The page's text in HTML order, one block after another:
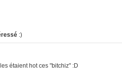
:)
étaient hot ces "bitchiz" :D